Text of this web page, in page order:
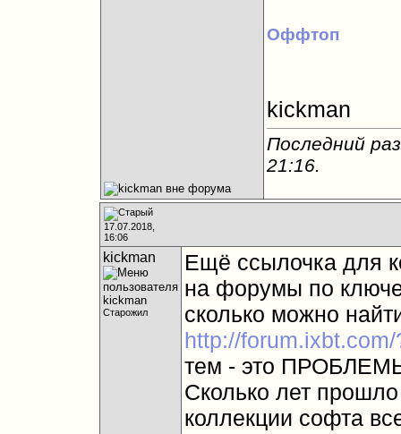
Оффтоп
kickman
Последний
21:16.
17.07.2018,
16:06
kickman
Старожил
Ещё ссылочка для
на форумы по
сколько можно
http://
тем - это
Сколько лет
коллекции софта